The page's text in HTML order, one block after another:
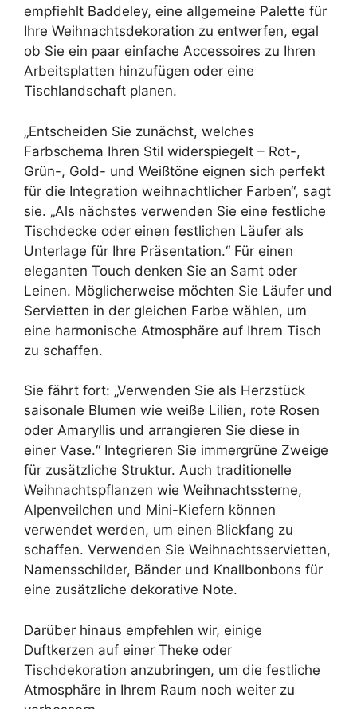
empfiehlt Baddeley, eine allgemeine Palette für
Ihre Weihnachtsdekoration zu entwerfen, egal
ob Sie ein paar einfache Accessoires zu Ihren
Arbeitsplatten hinzufügen oder eine
Tischlandschaft planen.
„Entscheiden Sie zunächst, welches
Farbschema Ihren Stil widerspiegelt – Rot-,
Grün-, Gold- und Weißtöne eignen sich perfekt
für die Integration weihnachtlicher Farben“, sagt
sie. „Als nächstes verwenden Sie eine festliche
Tischdecke oder einen festlichen Läufer als
Unterlage für Ihre Präsentation.“ Für einen
eleganten Touch denken Sie an Samt oder
Leinen. Möglicherweise möchten Sie Läufer und
Servietten in der gleichen Farbe wählen, um
eine harmonische Atmosphäre auf Ihrem Tisch
zu schaffen.
Sie fährt fort: „Verwenden Sie als Herzstück
saisonale Blumen wie weiße Lilien, rote Rosen
oder Amaryllis und arrangieren Sie diese in
einer Vase.“ Integrieren Sie immergrüne Zweige
für zusätzliche Struktur. Auch traditionelle
Weihnachtspflanzen wie Weihnachtssterne,
Alpenveilchen und Mini-Kiefern können
verwendet werden, um einen Blickfang zu
schaffen. Verwenden Sie Weihnachtsservietten,
Namensschilder, Bänder und Knallbonbons für
eine zusätzliche dekorative Note.
Darüber hinaus empfehlen wir, einige
Duftkerzen auf einer Theke oder
Tischdekoration anzubringen, um die festliche
Atmosphäre in Ihrem Raum noch weiter zu